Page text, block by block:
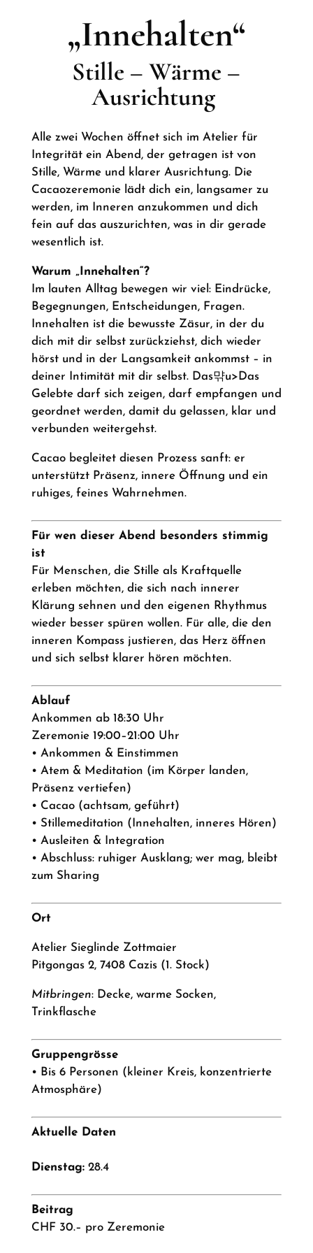
„Innehalten“
Stille – Wärme –
Ausrichtung
Alle zwei Wochen öffnet sich im Atelier für
Integrität ein Abend, der getragen ist von
Stille, Wärme und klarer Ausrichtung. Die
Cacaozeremonie lädt dich ein, langsamer zu
werden, im Inneren anzukommen und dich
fein auf das auszurichten, was in dir gerade
wesentlich ist.
Warum „Innehalten“?
Im lauten Alltag bewegen wir viel: Eindrücke,
Begegnungen, Entscheidungen, Fragen.
Innehalten ist die bewusste Zäsur, in der du
dich mit dir selbst zurückziehst, dich wieder
hörst und in der Langsamkeit ankommst – in
deiner Intimität mit dir selbst. Das먂u>Das
Gelebte darf sich zeigen, darf empfangen und
geordnet werden, damit du gelassen, klar und
verbunden weitergehst.
Cacao begleitet diesen Prozess sanft: er
unterstützt Präsenz, innere Öffnung und ein
ruhiges, feines Wahrnehmen.
Für wen dieser Abend besonders stimmig
ist
Für Menschen, die Stille als Kraftquelle
erleben möchten, die sich nach innerer
Klärung sehnen und den eigenen Rhythmus
wieder besser spüren wollen. Für alle, die den
inneren Kompass justieren, das Herz öffnen
und sich selbst klarer hören möchten.
Ablauf
Ankommen ab 18:30 Uhr
Zeremonie 19:00–21:00 Uhr
• Ankommen & Einstimmen
• Atem & Meditation (im Körper landen,
Präsenz vertiefen)
• Cacao (achtsam, geführt)
• Stillemeditation (Innehalten, inneres Hören)
• Ausleiten & Integration
• Abschluss: ruhiger Ausklang; wer mag, bleibt
zum Sharing
Ort
Atelier Sieglinde Zottmaier
Pitgongas 2, 7408 Cazis (1. Stock)
Mitbringen: Decke, warme Socken,
Trinkflasche
Gruppengrösse
• Bis 6 Personen (kleiner Kreis, konzentrierte
Atmosphäre)
Aktuelle Daten
Dienstag:28.4
Beitrag
CHF 30.– pro Zeremonie